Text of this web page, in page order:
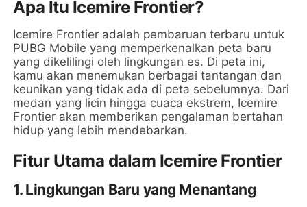
Apa Itu Icemire Frontier?
Icemire Frontier adalah pembaruan terbaru untuk
PUBG Mobile yang memperkenalkan peta baru
yang dikelilingi oleh lingkungan es. Di peta ini,
kamu akan menemukan berbagai tantangan dan
keunikan yang tidak ada di peta sebelumnya. Dari
medan yang licin hingga cuaca ekstrem, Icemire
Frontier akan memberikan pengalaman bertahan
hidup yang lebih mendebarkan.
Fitur Utama dalam Icemire Frontier
1. Lingkungan Baru yang Menantang